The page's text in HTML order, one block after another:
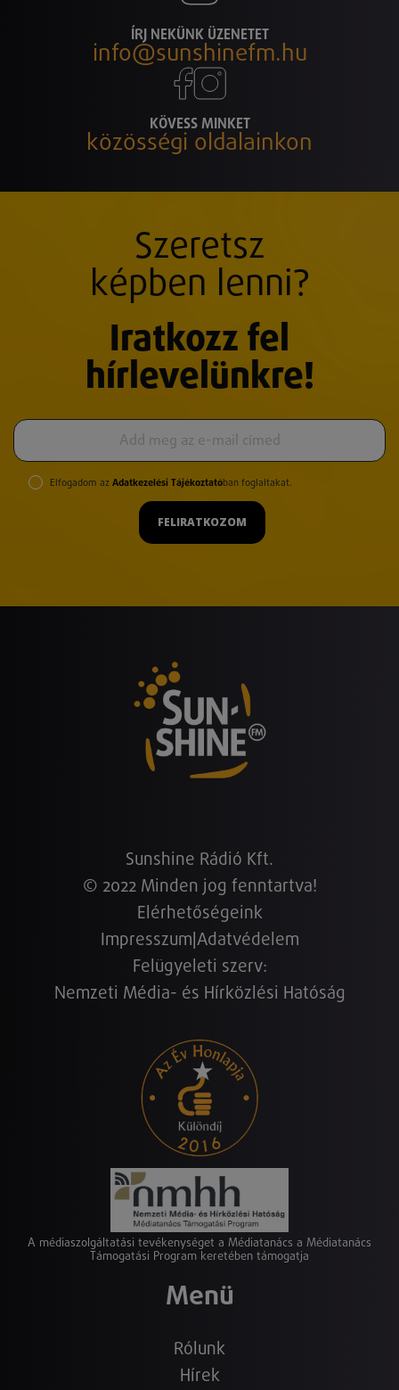
ÍRJ NEKÜNK ÜZENETET
info@sunshinefm.hu
KÖVESS MINKET
közösségi oldalainkon
Szeretsz
képben lenni?
Iratkozz fel
hírlevelünkre!
Elfogadom az Adatkezelési Tájékoztatóban foglaltakat.
FELIRATKOZOM
Sunshine Rádió Kft.
© 2022 Minden jog fenntartva!
Elérhetőségeink
Impresszum Adatvédelem
Felügyeleti szerv:
Nemzeti Média- és Hírközlési Hatóság
A médiaszolgáltatási tevékenységet a Médiatanács a Médiatanács
Támogatási Program keretében támogatja
Menü
Rólunk
Hírek